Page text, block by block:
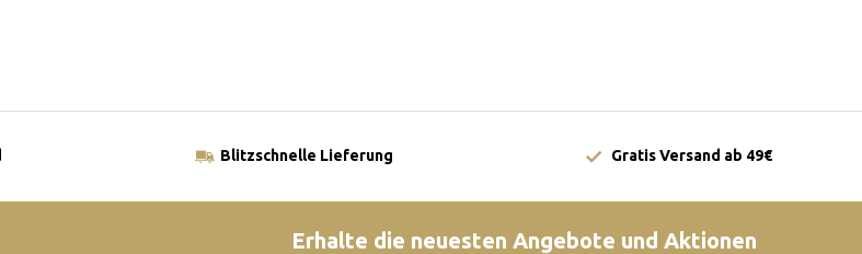
Blitzschnelle Lieferung Gratis Versand ab 49€
Erhalte die neuesten Angebote und Aktionen